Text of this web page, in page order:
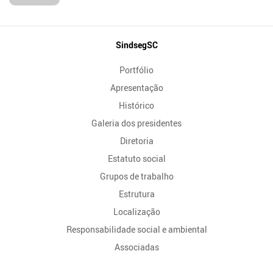
SindsegSC
Portfólio
Apresentação
Histórico
Galeria dos presidentes
Diretoria
Estatuto social
Grupos de trabalho
Estrutura
Localização
Responsabilidade social e ambiental
Associadas